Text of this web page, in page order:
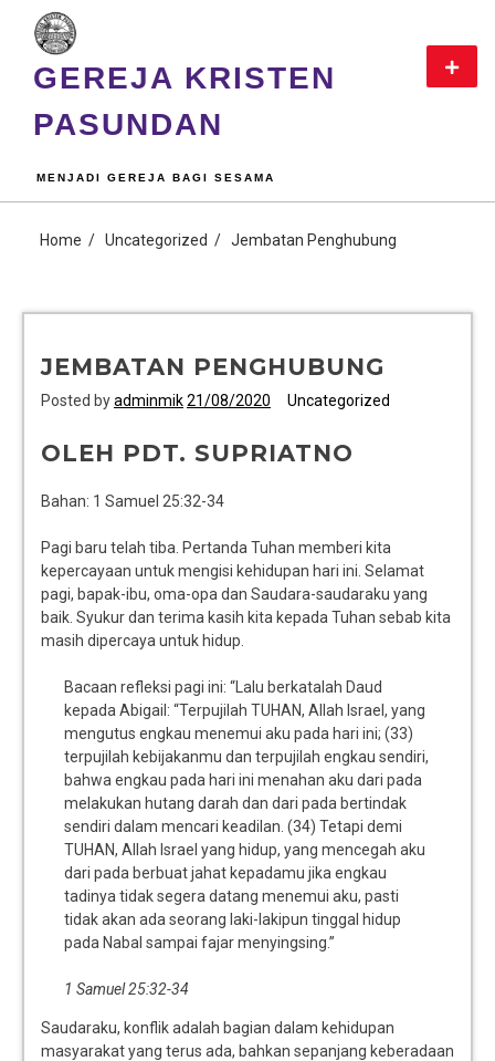
GEREJA KRISTEN
PASUNDAN
MENJADI GEREJA BAGI SESAMA
Home Uncategorized Jembatan Penghubung
JEMBATAN PENGHUBUNG
Posted byadminmik21/08/2020 Uncategorized
OLEH PDT. SUPRIATNO
Bahan: 1 Samuel 25:32-34
Pagi baru telah tiba. Pertanda Tuhan memberi kita
kepercayaan untuk mengisi kehidupan hari ini. Selamat
pagi, bapak-ibu, oma-opa dan Saudara-saudaraku yang
baik. Syukur dan terima kasih kita kepada Tuhan sebab kita
masih dipercaya untuk hidup.
Bacaan refleksi pagi ini: “Lalu berkatalah Daud
kepada Abigail: “Terpujilah TUHAN, Allah Israel, yang
mengutus engkau menemui aku pada hari ini; (33)
terpujilah kebijakanmu dan terpujilah engkau sendiri,
bahwa engkau pada hari ini menahan aku dari pada
melakukan hutang darah dan dari pada bertindak
sendiri dalam mencari keadilan. (34) Tetapi demi
TUHAN, Allah Israel yang hidup, yang mencegah aku
dari pada berbuat jahat kepadamu jika engkau
tadinya tidak segera datang menemui aku, pasti
tidak akan ada seorang laki-lakipun tinggal hidup
pada Nabal sampai fajar menyingsing.”
1 Samuel 25:32-34
Saudaraku, konflik adalah bagian dalam kehidupan
masyarakat yang terus ada, bahkan sepanjang keberadaan